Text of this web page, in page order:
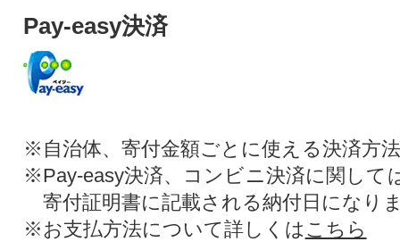
Pay-easy決済
※自治体、寄付金額ごとに使える決済方
※Pay-easy決済、コンビニ決済に関して
寄付証明書に記載される納付日になり
※お支払方法について詳しくは こちら